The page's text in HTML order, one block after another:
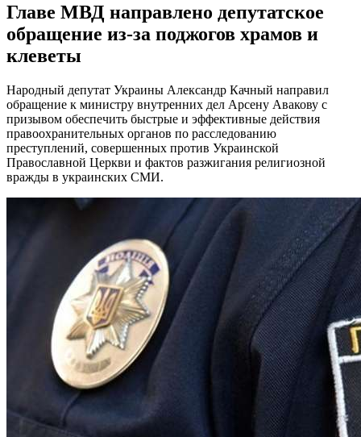
Главе МВД направлено депутатское
обращение из-за поджогов храмов и
клеветы
Народный депутат Украины Александр Качный направил
обращение к министру внутренних дел Арсену Авакову с
призывом обеспечить быстрые и эффективные действия
правоохранительных органов по расследованию
преступлений, совершенных против Украинской
Православной Церкви и фактов разжигания религиозной
вражды в украинских СМИ.